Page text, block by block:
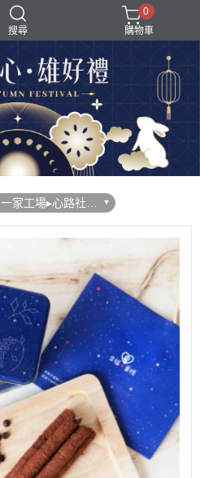
搜尋
0
購物車
一家工場▸心路社會
福利基金會